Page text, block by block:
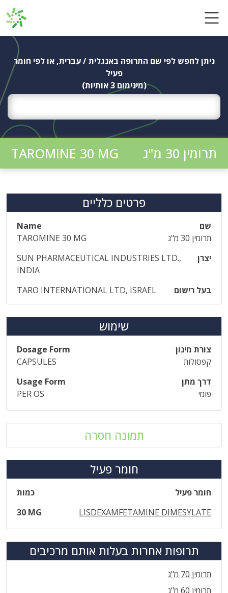
ניתן לחפש לפי שם התרופה באנגלית / עברית, או לפי חומר
פעיל
(מינימום 3 אותיות)
תרומין 30 מ"ג TAROMINE 30 MG
פרטים כלליים
שם
Name
תרומין 30 מ"ג
TAROMINE 30 MG
יצרן
SUN PHARMACEUTICAL INDUSTRIES LTD.,
INDIA
בעל רישום
TARO INTERNATIONAL LTD, ISRAEL
שימוש
צורת מינון
Dosage Form
קפסולות
CAPSULES
דרך מתן
Usage Form
פומי
PER OS
תמונה חסרה
חומר פעיל
חומר פעיל
כמות
LISDEXAMFETAMINE DIMESYLATE
30 MG
תרופות אחרות בעלות אותם מרכיבים
תרומין 70 מ"ג
תרומין 60 מ"ג